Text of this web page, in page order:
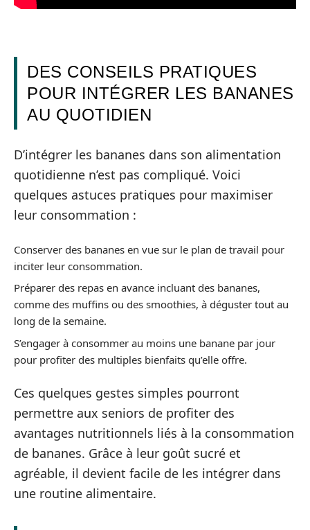
DES CONSEILS PRATIQUES
POUR INTÉGRER LES BANANES
AU QUOTIDIEN
D’intégrer les bananes dans son alimentation
quotidienne n’est pas compliqué. Voici
quelques astuces pratiques pour maximiser
leur consommation :
Conserver des bananes en vue sur le plan de travail pour
inciter leur consommation.
Préparer des repas en avance incluant des bananes,
comme des muffins ou des smoothies, à déguster tout au
long de la semaine.
S’engager à consommer au moins une banane par jour
pour profiter des multiples bienfaits qu’elle offre.
Ces quelques gestes simples pourront
permettre aux seniors de profiter des
avantages nutritionnels liés à la consommation
de bananes. Grâce à leur goût sucré et
agréable, il devient facile de les intégrer dans
une routine alimentaire.